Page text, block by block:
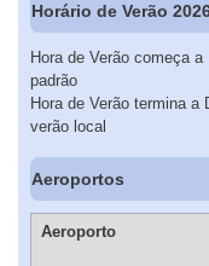
Horário de Verão
Hora de Verão começa
padrão
Hora de Verão termina a
verão local
Aeroportos
Aeroporto